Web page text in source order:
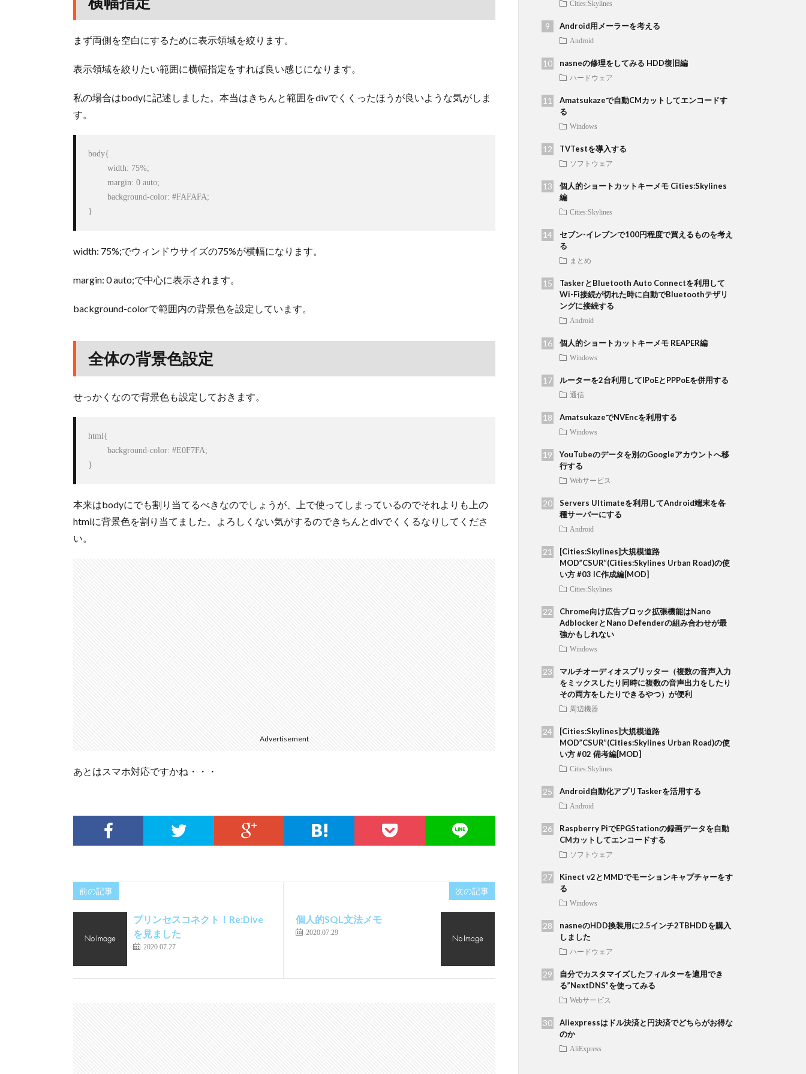
まず両側を空白にするために表示領域を絞ります。
表示領域を絞りたい範囲に横幅指定をすれば良い感じになります。
私の場合はbodyに記述しました。本当はきちんと範囲をdivでくくったほうが良いような気がしま
す。
body{
}
width: 75%;でウィンドウサイズの75%が横幅になります。
margin: 0 auto;で中心に表示されます。
background-colorで範囲内の背景色を設定しています。
全体の背景色設定
せっかくなので背景色も設定しておきます。
html{
}
本来はbodyにでも割り当てるべきなのでしょうが、上で使ってしまっているのでそれよりも上の
htmlに背景色を割り当てました。よろしくない気がするのできちんとdivでくくるなりしてくださ
い。
Advertisement
あとはスマホ対応ですかね・・・
前の記事
プリンセスコネクト！Re:Dive
を見ました
2020.07.27
次の記事
個人的SQL文法メモ
2020.07.29
Cities:Skylines
Android用メーラーを考える
Android
nasneの修理をしてみる HDD復旧編
ハードウェア
Amatsukazeで自動CMカットしてエンコードす
る
Windows
TVTestを導入する
ソフトウェア
個人的ショートカットキーメモ Cities:Skylines
編
Cities:Skylines
セブン-イレブンで100円程度で買えるものを考え
る
まとめ
TaskerとBluetooth Auto Connectを利用して
Wi-Fi接続が切れた時に自動でBluetoothテザリ
ングに接続する
Android
個人的ショートカットキーメモ REAPER編
Windows
ルーターを2台利用してIPoEとPPPoEを併用する
通信
AmatsukazeでNVEncを利用する
Windows
YouTubeのデータを別のGoogleアカウントへ移
行する
Webサービス
Servers Ultimateを利用してAndroid端末を各
種サーバーにする
Android
[Cities:Skylines]大規模道路
MOD”CSUR”(Cities:Skylines Urban Road)の使
い方 #03 IC作成編[MOD]
Cities:Skylines
Chrome向け広告ブロック拡張機能はNano
AdblockerとNano Defenderの組み合わせが最
強かもしれない
Windows
マルチオーディオスプリッター（複数の音声入力
をミックスしたり同時に複数の音声出力をしたり
その両方をしたりできるやつ）が便利
周辺機器
[Cities:Skylines]大規模道路
MOD”CSUR”(Cities:Skylines Urban Road)の使
い方 #02 備考編[MOD]
Cities:Skylines
Android自動化アプリTaskerを活用する
Android
Raspberry PiでEPGStationの録画データを自動
CMカットしてエンコードする
ソフトウェア
Kinect v2とMMDでモーションキャプチャーをす
る
Windows
nasneのHDD換装用に2.5インチ2TBHDDを購入
しました
ハードウェア
自分でカスタマイズしたフィルターを適用でき
る”NextDNS”を使ってみる
Webサービス
Aliexpressはドル決済と円決済でどちらがお得な
のか
AliExpress